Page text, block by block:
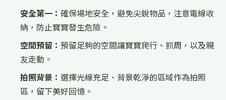
安全第一： 確保場地安全，避免尖銳物品，注意電線收
納，防止寶寶發生危險。
空間預留： 預留足夠的空間讓寶寶爬行、抓周，以及親
友走動。
拍照背景： 選擇光線充足、背景乾淨的區域作為拍照
區，留下美好回憶。